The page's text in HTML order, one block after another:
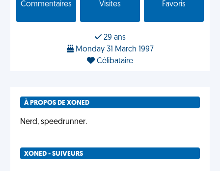
Commentaires
Visites
Favoris
29 ans
Monday 31 March 1997
Célibataire
À PROPOS DE XONED
Nerd, speedrunner.
XONED - SUIVEURS